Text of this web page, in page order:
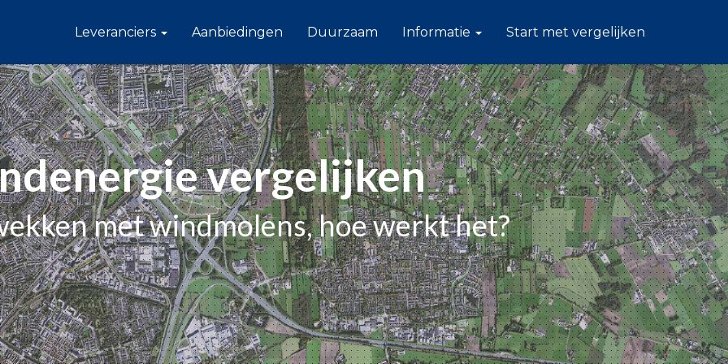
Leveranciers Aanbiedingen Duurzaam Informatie Start met vergelijken
vergelijken
met windmolens, hoe werkt het?